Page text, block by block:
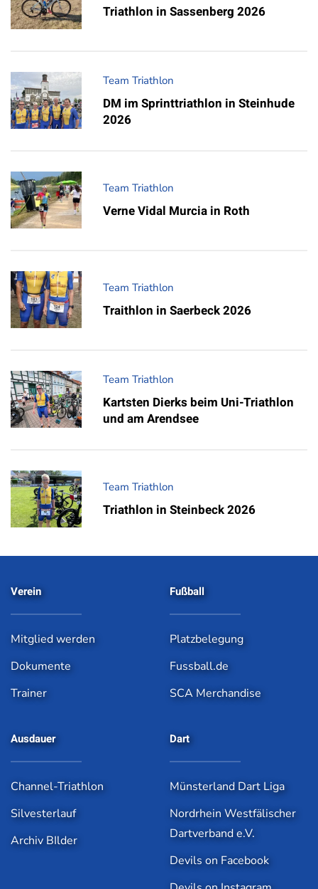
Triathlon in Sassenberg 2026
Team Triathlon
DM im Sprinttriathlon in Steinhude
2026
Team Triathlon
Verne Vidal Murcia in Roth
Team Triathlon
Traithlon in Saerbeck 2026
Team Triathlon
Kartsten Dierks beim Uni-Triathlon
und am Arendsee
Team Triathlon
Triathlon in Steinbeck 2026
Verein
Mitglied werden
Dokumente
Trainer
Fußball
Platzbelegung
Fussball.de
SCA Merchandise
Ausdauer
Channel-Triathlon
Silvesterlauf
Archiv BIlder
Dart
Münsterland Dart Liga
Nordrhein Westfälischer
Dartverband e.V.
Devils on Facebook